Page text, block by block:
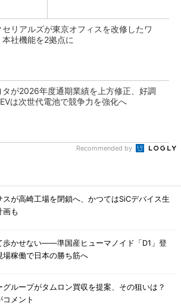
セリアルズが東京オフィスを改修したワ
本社機能を2拠点に
タが2026年度通期業績を上方修正、好調
は次世代電池で競争力を強化へ
Recommended by
スが高崎工場を閉鎖へ、かつてはSiCデバイス生
画も
歩かせない――準国産ヒューマノイド「D1」登
場稼働で日本の勝ち筋へ
グループがタムロン買収を提案、その狙いは？
コメント